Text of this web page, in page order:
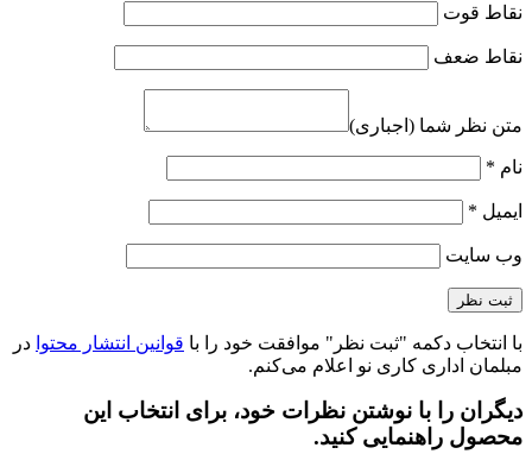
نقاط قوت
نقاط ضعف
متن نظر شما (اجباری)
نام *
ایمیل *
وب‌ سایت
با انتخاب دکمه "ثبت نظر" موافقت خود را با قوانین انتشار محتوا در
مبلمان اداری کاری نو اعلام می‌کنم.
دیگران را با نوشتن نظرات خود، برای انتخاب این
محصول راهنمایی کنید.